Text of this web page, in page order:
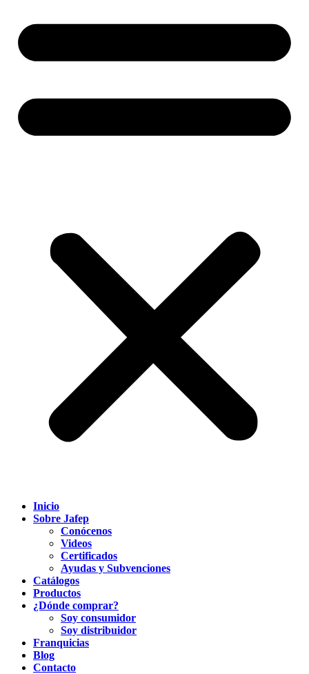
Inicio
Sobre Jafep
Conócenos
Videos
Certificados
Ayudas y Subvenciones
Catálogos
Productos
¿Dónde comprar?
Soy consumidor
Soy distribuidor
Franquicias
Blog
Contacto